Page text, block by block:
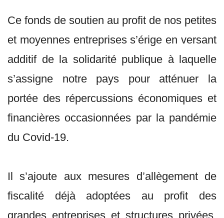
Ce fonds de soutien au profit de nos petites
et moyennes entreprises s’érige en versant
additif de la solidarité publique à laquelle
s’assigne notre pays pour atténuer la
portée des répercussions économiques et
financières occasionnées par la pandémie
du Covid-19.
Il s’ajoute aux mesures d’allègement de
fiscalité déjà adoptées au profit des
grandes entreprises et structures privées,